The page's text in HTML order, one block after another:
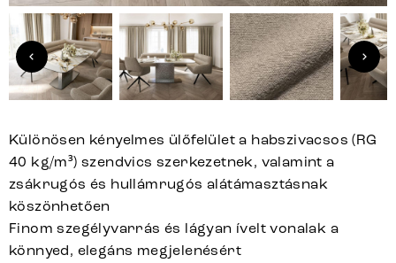
Különösen kényelmes ülőfelület a habszivacsos (RG
40 kg/m³) szendvics szerkezetnek, valamint a
zsákrugós és hullámrugós alátámasztásnak
köszönhetően
Finom szegélyvarrás és lágyan ívelt vonalak a
könnyed, elegáns megjelenésért